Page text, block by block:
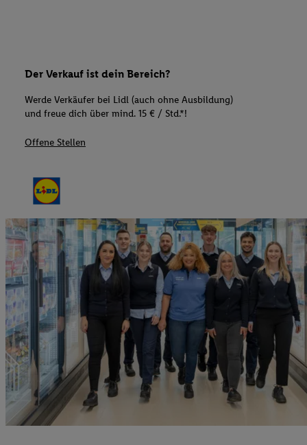
Der Verkauf ist dein Bereich?
Werde Verkäufer bei Lidl (auch ohne Ausbildung)
und freue dich über mind. 15 € / Std.*!
Offene Stellen